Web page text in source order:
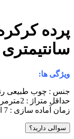
سانتیمتری
ویژگی ها:
جنس : چوب طبیعی
حداقل متراژ : 2مترمربع محاسبه می شود
زمان آماده سازی : 7 الی 10 روزکاری
سوالی دارید؟